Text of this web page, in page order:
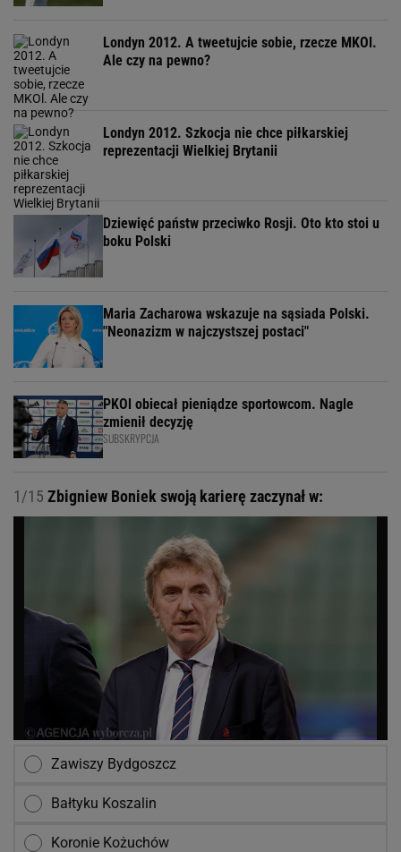
Londyn 2012. A tweetujcie sobie, rzecze MKOl.
Ale czy na pewno?
Londyn 2012. Szkocja nie chce piłkarskiej
reprezentacji Wielkiej Brytanii
Dziewięć państw przeciwko Rosji. Oto kto stoi u
boku Polski
Maria Zacharowa wskazuje na sąsiada Polski.
"Neonazizm w najczystszej postaci"
PKOl obiecał pieniądze sportowcom. Nagle
zmienił decyzję
SUBSKRYPCJA
1/15 Zbigniew Boniek swoją karierę zaczynał w:
Zawiszy Bydgoszcz
Bałtyku Koszalin
Koronie Kożuchów